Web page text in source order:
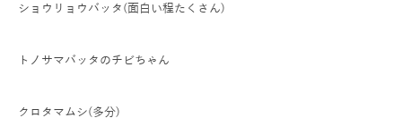
ショウリョウバッタ(面白い程たくさん)
トノサマバッタのチビちゃん
クロタマムシ(多分)